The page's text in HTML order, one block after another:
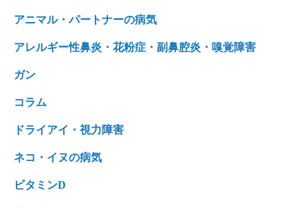
アニマル・パートナーの病気
アレルギー性鼻炎・花粉症・副鼻腔炎・嗅覚障害
ガン
コラム
ドライアイ・視力障害
ネコ・イヌの病気
ビタミンD